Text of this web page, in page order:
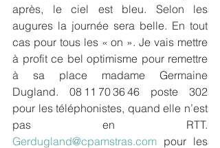
après, le ciel est bleu. Selon les
augures la journée sera belle. En tout
cas pour tous les « on ». Je vais mettre
à profit ce bel optimisme pour remettre
à sa place madame Germaine
Dugland. 08 11 70 36 46 poste 302
pour les téléphonistes, quand elle n’est
Gerdugland@cpamstras.com pour les